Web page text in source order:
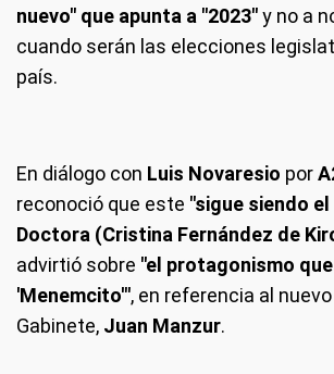
nuevo" que apunta a "2023"y no a
cuando serán las elecciones
país.
En diálogo con Luis Novaresio por
reconoció que este "sigue siendo
Doctora (Cristina Fernández de
advirtió sobre "el protagonismo que
'Menemcito'", en referencia al
Gabinete, Juan Manzur.